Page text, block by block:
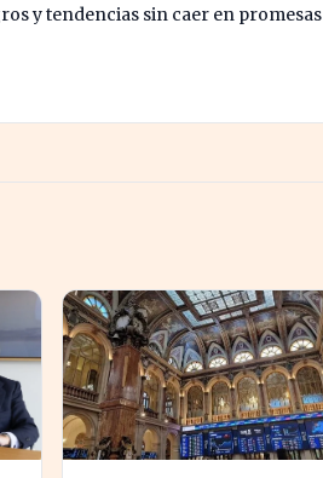
y tendencias sin caer en promesas